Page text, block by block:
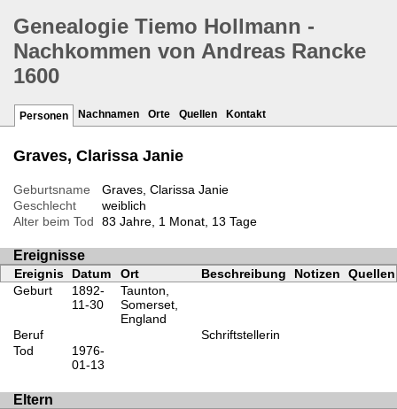
Genealogie Tiemo Hollmann -
Nachkommen von Andreas Rancke
1600
Personen Nachnamen Orte Quellen Kontakt
Graves, Clarissa Janie
Geburtsname
Graves, Clarissa Janie
Geschlecht
weiblich
Alter beim Tod
83 Jahre, 1 Monat, 13 Tage
Ereignisse
Ereignis Datum Ort Beschreibung Notizen
Quellen
Geburt
1892-
11-30
Taunton,
Somerset,
England
Beruf
Schriftstellerin
Tod
1976-
01-13
Eltern